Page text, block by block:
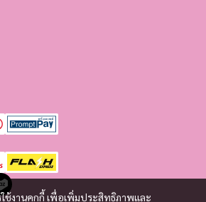
ใช้งานคุกกี้ เพื่อเพิ่มประสิทธิภาพและ